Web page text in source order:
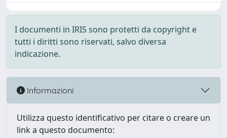
I documenti in IRIS sono protetti da copyright e
tutti i diritti sono riservati, salvo diversa
indicazione.
Informazioni
Utilizza questo identificativo per citare o creare un
link a questo documento: